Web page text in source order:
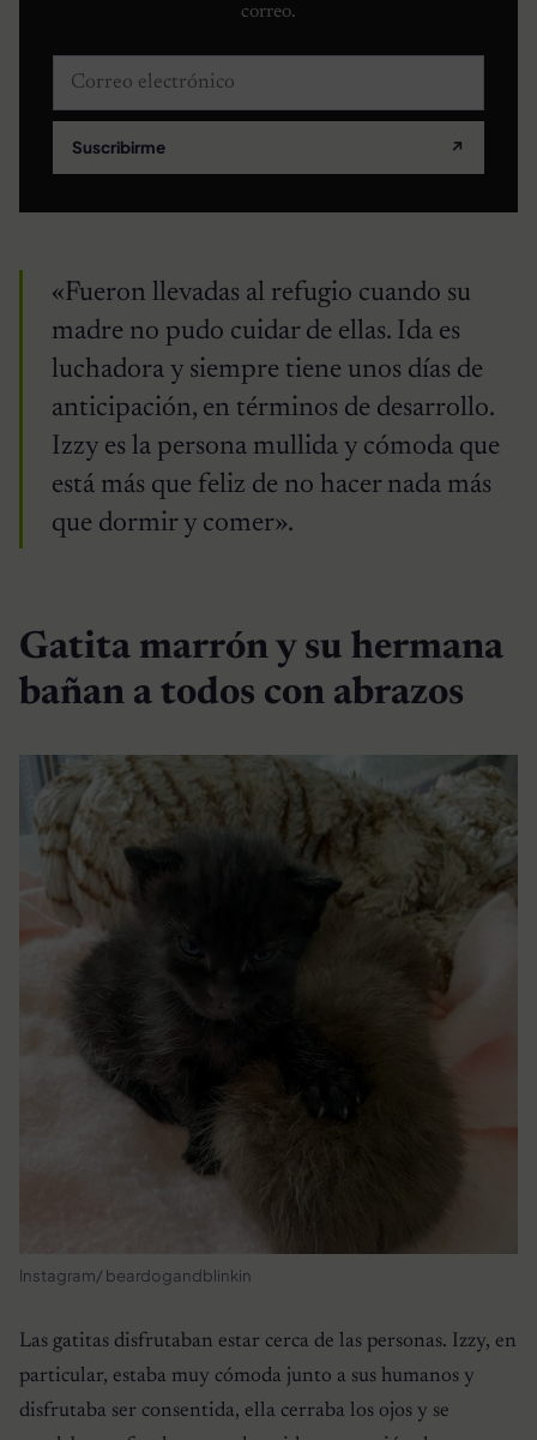
correo.
Correo electrónico
Suscribirme ↗
«Fueron llevadas al refugio cuando su
madre no pudo cuidar de ellas. Ida es
luchadora y siempre tiene unos días de
anticipación, en términos de desarrollo.
Izzy es la persona mullida y cómoda que
está más que feliz de no hacer nada más
que dormir y comer».
Gatita marrón y su hermana
bañan a todos con abrazos
Instagram/ beardogandblinkin
Las gatitas disfrutaban estar cerca de las personas. Izzy, en
particular, estaba muy cómoda junto a sus humanos y
disfrutaba ser consentida, ella cerraba los ojos y se